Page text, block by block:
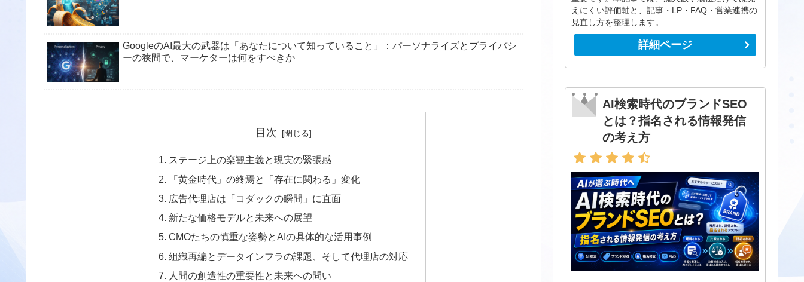
GoogleのAI最大の武器は「あなたについて知っていること」：パーソナライズとプライバシ
ーの狭間で、マーケターは何をすべきか
目次
ステージ上の楽観主義と現実の緊張感
「黄金時代」の終焉と「存在に関わる」変化
広告代理店は「コダックの瞬間」に直面
新たな価格モデルと未来への展望
CMOたちの慎重な姿勢とAIの具体的な活用事例
組織再編とデータインフラの課題、そして代理店の対応
人間の創造性の重要性と未来への問い
えにくい評価軸と、記事・LP・FAQ・営業連携の
見直し方を整理します。
詳細ページ
AI検索時代のブランドSEO
とは？指名される情報発信
の考え方